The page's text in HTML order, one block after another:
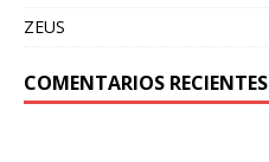
ZEUS
COMENTARIOS RECIENTES